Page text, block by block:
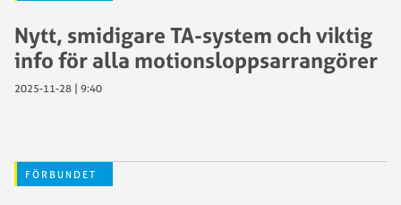
Nytt, smidigare TA-system och viktig
info för alla motionsloppsarrangörer
2025-11-28 | 9:40
FÖRBUNDET